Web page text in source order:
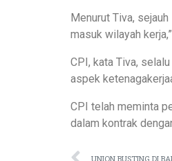
Menurut Tiva,
masuk wilayah
CPI, kata Tiva,
aspek
CPI telah meminta
dalam kontrak
UNION BUSTING DI